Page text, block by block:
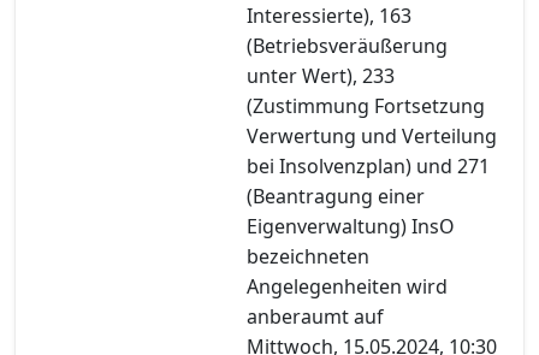
Interessierte), 163
(Betriebsveräußerung
unter Wert), 233
(Zustimmung Fortsetzung
Verwertung und Verteilung
bei Insolvenzplan) und 271
(Beantragung einer
Eigenverwaltung) InsO
bezeichneten
Angelegenheiten wird
anberaumt auf
Mittwoch, 15.05.2024, 10:30